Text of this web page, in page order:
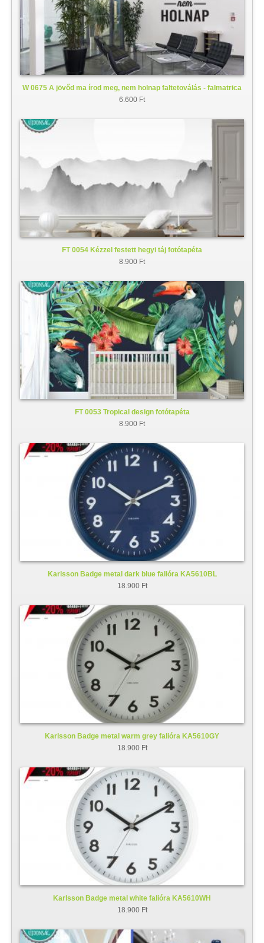
W 0675 A jövőd ma írod meg, nem holnap faltetoválás - falmatrica
6.600 Ft
FT 0054 Kézzel festett hegyi táj fotótapéta
8.900 Ft
FT 0053 Tropical design fotótapéta
8.900 Ft
Karlsson Badge metal dark blue falióra KA5610BL
18.900 Ft
Karlsson Badge metal warm grey falióra KA5610GY
18.900 Ft
Karlsson Badge metal white falióra KA5610WH
18.900 Ft